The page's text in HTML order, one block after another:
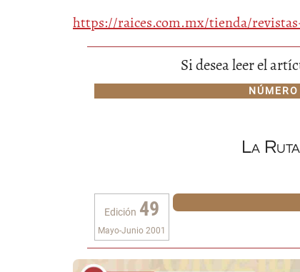
https://raices.com.mx/tienda/
Si desea leer el
La
Edición 49
Mayo-Junio 2001